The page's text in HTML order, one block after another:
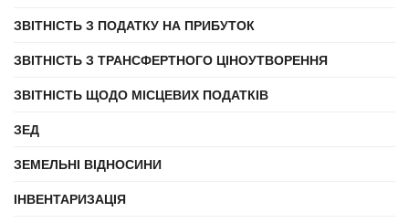
ЗВІТНІСТЬ З ПОДАТКУ НА ПРИБУТОК
ЗВІТНІСТЬ З ТРАНСФЕРТНОГО ЦІНОУТВОРЕННЯ
ЗВІТНІСТЬ ЩОДО МІСЦЕВИХ ПОДАТКІВ
ЗЕД
ЗЕМЕЛЬНІ ВІДНОСИНИ
ІНВЕНТАРИЗАЦІЯ